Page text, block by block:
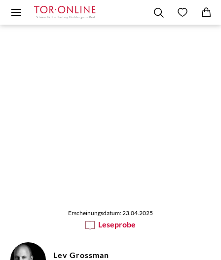
Erscheinungsdatum: 23.04.2025
Leseprobe
Lev Grossman